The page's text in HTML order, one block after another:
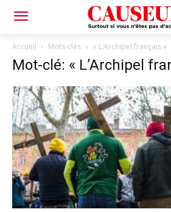
Accueil Mots-clés « L’Archipel français »
Mot-clé: « L’Archipel